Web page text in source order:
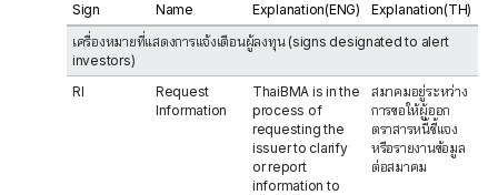
Sign Name Explanation(ENG)
Explanation(TH)
เครื่องหมายที่แสดงการแจ้งเตือนผู้ลงทุน (signs designated to alert
investors)
RI
Request
Information
ThaiBMA is in the
process of
requesting the
issuer to clarify
or report
information to
สมาคมอยู่ระหว่าง
การขอให้ผู้ออก
ตราสารหนี้ชี้แจง
หรือรายงานข้อมูล
ต่อสมาคม